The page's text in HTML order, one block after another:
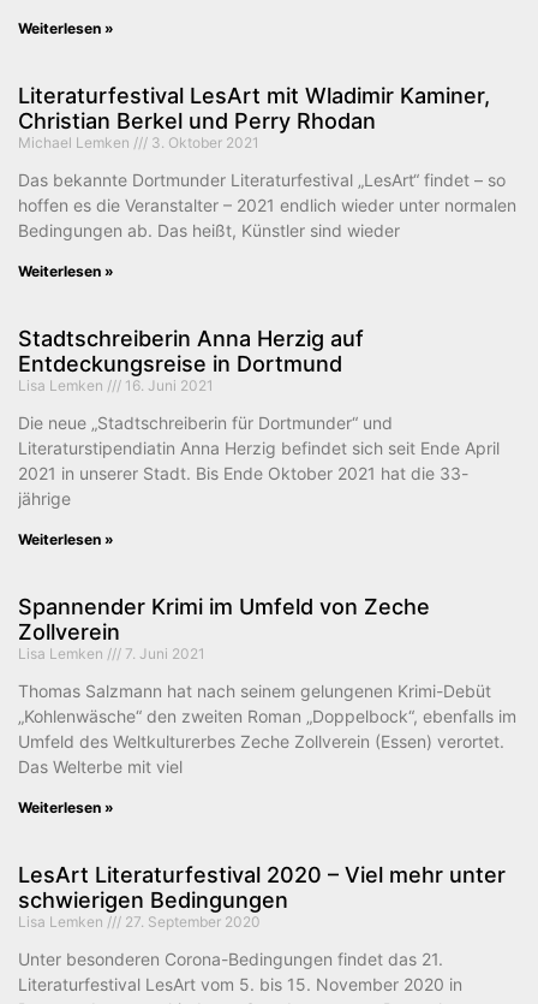
Weiterlesen »
Literaturfestival LesArt mit Wladimir Kaminer,
Christian Berkel und Perry Rhodan
Michael Lemken 3. Oktober 2021
Das bekannte Dortmunder Literaturfestival „LesArt“ findet – so
hoffen es die Veranstalter – 2021 endlich wieder unter normalen
Bedingungen ab. Das heißt, Künstler sind wieder
Weiterlesen »
Stadtschreiberin Anna Herzig auf
Entdeckungsreise in Dortmund
Lisa Lemken 16. Juni 2021
Die neue „Stadtschreiberin für Dortmunder“ und
Literaturstipendiatin Anna Herzig befindet sich seit Ende April
2021 in unserer Stadt. Bis Ende Oktober 2021 hat die 33-
jährige
Weiterlesen »
Spannender Krimi im Umfeld von Zeche
Zollverein
Lisa Lemken 7. Juni 2021
Thomas Salzmann hat nach seinem gelungenen Krimi-Debüt
„Kohlenwäsche“ den zweiten Roman „Doppelbock“, ebenfalls im
Umfeld des Weltkulturerbes Zeche Zollverein (Essen) verortet.
Das Welterbe mit viel
Weiterlesen »
LesArt Literaturfestival 2020 – Viel mehr unter
schwierigen Bedingungen
Lisa Lemken 27. September 2020
Unter besonderen Corona-Bedingungen findet das 21.
Literaturfestival LesArt vom 5. bis 15. November 2020 in